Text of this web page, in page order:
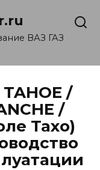
ВАЗ ГАЗ
/
/
Тахо)